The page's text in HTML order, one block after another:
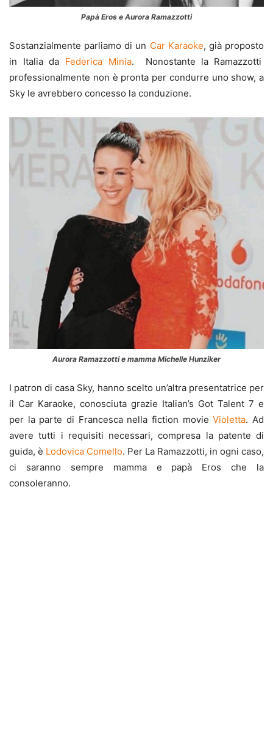
Papà Eros e Aurora Ramazzotti
Sostanzialmente parliamo di un Car Karaoke, già proposto
in Italia da Federica Minia. Nonostante la Ramazzotti
professionalmente non è pronta per condurre uno show, a
Sky le avrebbero concesso la conduzione.
Aurora Ramazzotti e mamma Michelle Hunziker
I patron di casa Sky, hanno scelto un’altra presentatrice per
il Car Karaoke, conosciuta grazie Italian’s Got Talent 7 e
per la parte di Francesca nella fiction movieVioletta. Ad
avere tutti i requisiti necessari, compresa la patente di
guida, è Lodovica Comello. Per La Ramazzotti, in ogni caso,
ci saranno sempre mamma e papà Eros che la
consoleranno.